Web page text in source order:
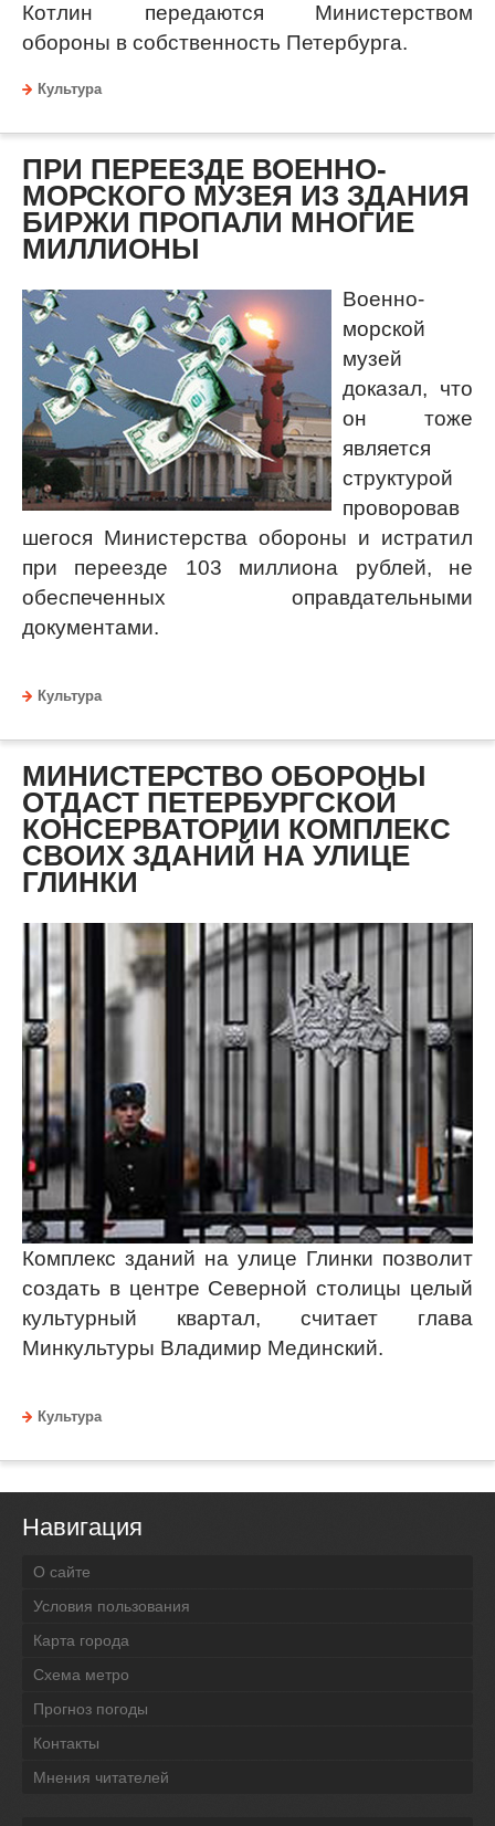
Исторические здания фортов на острове
Котлин передаются Министерством
обороны в собственность Петербурга.
Культура
ПРИ ПЕРЕЕЗДЕ ВОЕННО-
МОРСКОГО МУЗЕЯ ИЗ ЗДАНИЯ
БИРЖИ ПРОПАЛИ МНОГИЕ
МИЛЛИОНЫ
он тоже
является
структурой
проворовав
шегося Министерства обороны и истратил
при переезде 103 миллиона рублей, не
обеспеченных оправдательными
документами.
Культура
МИНИСТЕРСТВО ОБОРОНЫ
ОТДАСТ ПЕТЕРБУРГСКОЙ
КОНСЕРВАТОРИИ КОМПЛЕКС
СВОИХ ЗДАНИЙ НА УЛИЦЕ
ГЛИНКИ
Комплекс зданий на улице Глинки позволит
создать в центре Северной столицы целый
культурный квартал, считает глава
Минкультуры Владимир Мединский.
Культура